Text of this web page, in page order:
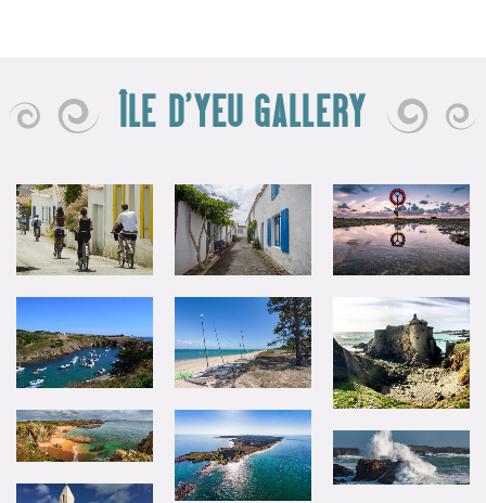
ÎLE D'YEU GALLERY